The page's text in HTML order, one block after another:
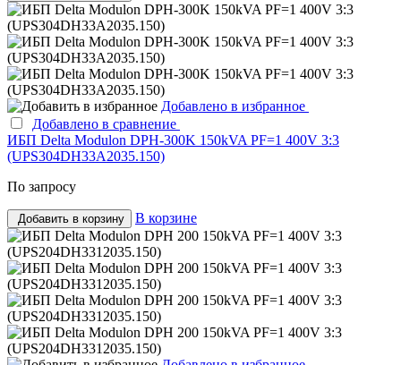
Добавлено в избранное
Добавлено в сравнение
ИБП Delta Modulon DPH-300K 150kVA PF=1 400V 3:3
(UPS304DH33A2035.150)
По запросу
Добавить в корзину В корзине